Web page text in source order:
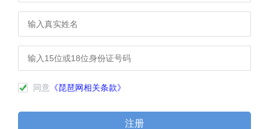
同意 《琵琶网相关条款》
注册